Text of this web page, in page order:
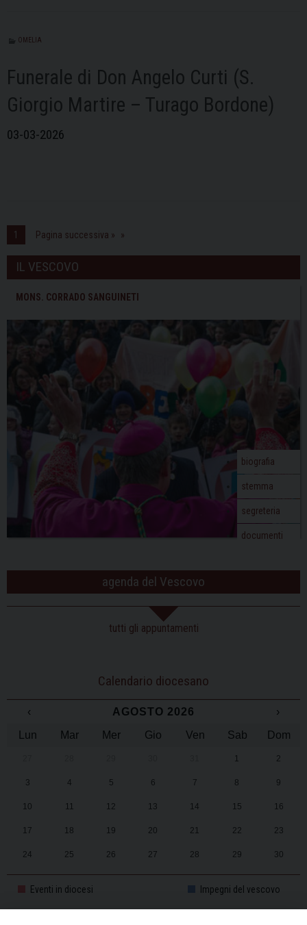
OMELIA
Funerale di Don Angelo Curti (S.
Giorgio Martire – Turago Bordone)
03-03-2026
1 Pagina successiva »
IL VESCOVO
MONS. CORRADO SANGUINETI
biografia
stemma
segreteria
documenti
agenda del Vescovo
tutti gli appuntamenti
Calendario diocesano
‹ AGOSTO 2026
›
Lun
Mar Mer Gio Ven Sab Dom
1 2
3 4 5 6 7 8 9
10 11 12 13 14 15 16
17 18 19 20 21 22 23
24 25 26 27 28 29 30
31 1 2 3 4 5 6
Eventi in diocesi Impegni del vescovo